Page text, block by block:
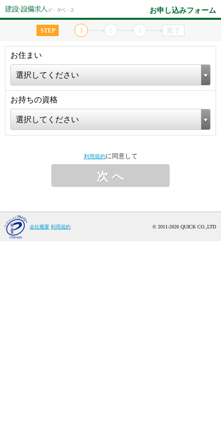
お申し込みフォーム
STEP 1 2 完 了
お住まい
選択してください
お持ちの資格
選択してください
利用規約に同意して
次 へ
© 2011-2026 QUICK CO.,LTD
会社概要 利用規約